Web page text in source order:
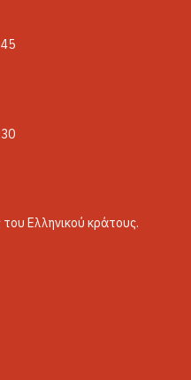
του Ελληνικού κράτους.